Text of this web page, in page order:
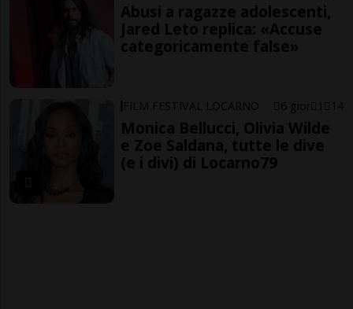
Abusi a ragazze adolescenti,
Jared Leto replica: «Accuse
categoricamente false»
FILM FESTIVAL LOCARNO 6 gior 1 14
Monica Bellucci, Olivia Wilde
e Zoe Saldana, tutte le dive
(e i divi) di Locarno79